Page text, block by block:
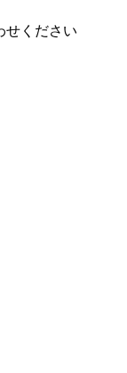
せください